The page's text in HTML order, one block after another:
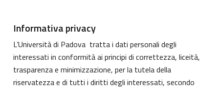
Informativa privacy
L’Università di Padova tratta i dati personali degli
interessati in conformità ai principi di correttezza, liceità,
trasparenza e minimizzazione, per la tutela della
riservatezza e di tutti i diritti degli interessati, secondo